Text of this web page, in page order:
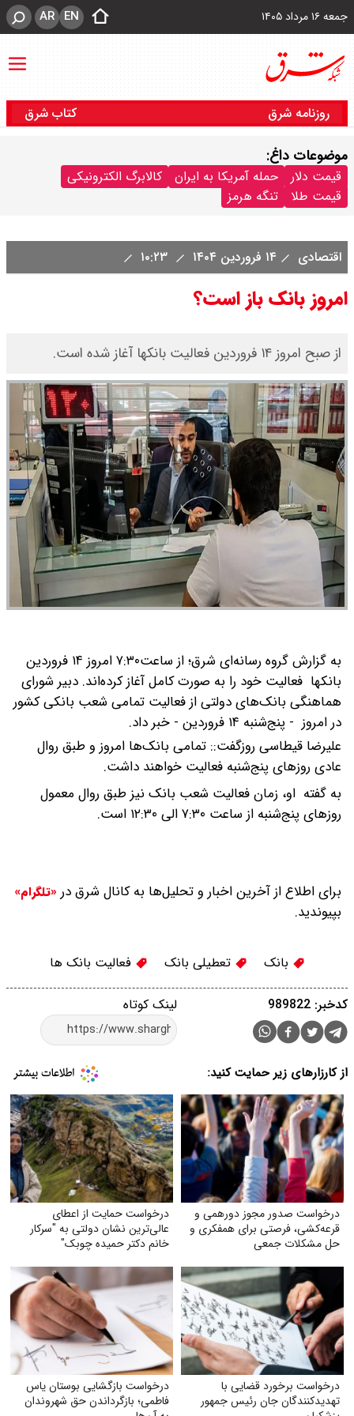
جمعه ۱۶ مرداد ۱۴۰۵ EN
AR
روزنامه شرق کتاب شرق
موضوعات داغ:
قیمت دلار حمله آمریکا به ایران
کالابرگ الکترونیکی
قیمت طلا
تنگه هرمز
اقتصادی ۱۴ فروردین ۱۴۰۴
امروز بانک باز است؟
از صبح امروز ۱۴ فروردین فعالیت بانکها آغاز شده است.
به گزارش گروه رسانه‌ای شرق؛ از ساعت۷:۳۰ امروز ۱۴ فروردین
بانکها فعالیت خود را به صورت کامل آغاز کرده‌اند. ‎دبیر شورای
هماهنگی بانک‌های دولتی از فعالیت تمامی شعب بانکی کشور
در امروز - پنج‌شنبه ۱۴ فروردین - خبر داد.
‎علیرضا قیطاسی روزگفت:: تمامی بانک‌ها امروز و طبق روال
عادی روزهای پنج‌شنبه فعالیت خواهند داشت.
‎به گفته او، زمان فعالیت شعب بانک‌ نیز طبق روال معمول
روزهای پنج‌شنبه از ساعت ۷:۳۰ الی ۱۲:۳۰ است.
برای اطلاع از آخرین اخبار و تحلیل‌ها به کانال شرق در «تلگرام»
بپیوندید.
بانک تعطیلی بانک فعالیت بانک ها
لینک کوتاه کدخبر: 989822
از کارزارهای زیر حمایت کنید:
درخواست صدور مجوز دورهمی و
قرعه‌کشی، فرصتی برای همفکری و
حل مشکلات جمعی
درخواست حمایت از اعطای
عالی‌ترین نشان دولتی به "سرکار
خانم دکتر حمیده چوبک"
درخواست برخورد قضایی با
تهدید‌کنندگان جان رئیس جمهور
درخواست بازگشایی بوستان یاس
فاطمی؛ بازگرداندن حق شهروندان